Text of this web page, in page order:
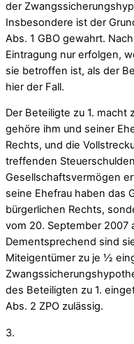
der
Insbesondere ist der
Abs. 1 GBO gewahrt.
Eintragung nur erfolgen,
sie betroffen ist, als der
hier der Fall.
Der Beteiligte zu 1.
gehöre ihm und seiner
Rechts, und die
treffenden
Gesellschaftsvermögen
seine Ehefrau haben das
bürgerlichen Rechts,
vom 20. September 2007
Dementsprechend sind
Miteigentümer zu je ½
des Beteiligten zu 1.
Abs. 2 ZPO zulässig.
3.